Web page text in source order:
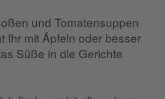
und Tomatensuppen
Ihr mit Äpfeln oder besser
Süße in die Gerichte